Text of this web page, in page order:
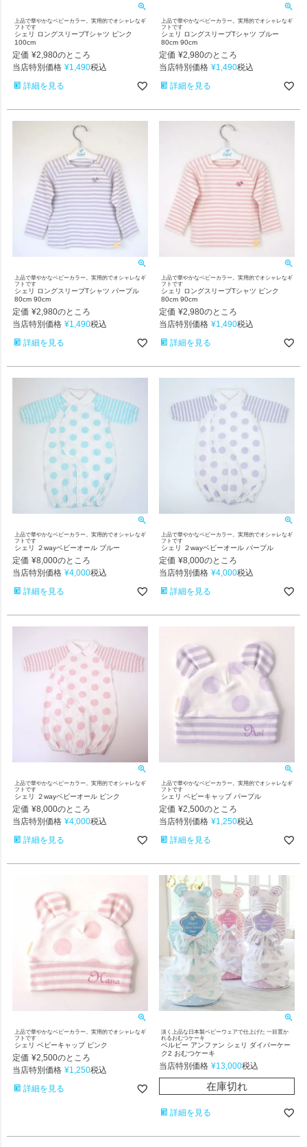
上品で華やかなベビーカラー。実用的でオシャレなギ
フトです
シェリ ロングスリーブTシャツ ピンク
100cm
定価 ¥2,980のところ
当店特別価格 ¥1,490税込
詳細を見る
上品で華やかなベビーカラー。実用的でオシャレなギ
フトです
シェリ ロングスリーブTシャツ ブルー
80cm 90cm
定価 ¥2,980のところ
当店特別価格 ¥1,490税込
詳細を見る
上品で華やかなベビーカラー。実用的でオシャレなギ
フトです
シェリ ロングスリーブTシャツ パープル
80cm 90cm
定価 ¥2,980のところ
当店特別価格 ¥1,490税込
詳細を見る
上品で華やかなベビーカラー。実用的でオシャレなギ
フトです
シェリ ロングスリーブTシャツ ピンク
80cm 90cm
定価 ¥2,980のところ
当店特別価格 ¥1,490税込
詳細を見る
上品で華やかなベビーカラー。実用的でオシャレなギ
フトです
シェリ ２wayベビーオール ブルー
定価 ¥8,000のところ
当店特別価格 ¥4,000税込
詳細を見る
上品で華やかなベビーカラー。実用的でオシャレなギ
フトです
シェリ ２wayベビーオール パープル
定価 ¥8,000のところ
当店特別価格 ¥4,000税込
詳細を見る
上品で華やかなベビーカラー。実用的でオシャレなギ
フトです
シェリ ２wayベビーオール ピンク
定価 ¥8,000のところ
当店特別価格 ¥4,000税込
詳細を見る
上品で華やかなベビーカラー。実用的でオシャレなギ
フトです
シェリ ベビーキャップ パープル
定価 ¥2,500のところ
当店特別価格 ¥1,250税込
詳細を見る
上品で華やかなベビーカラー。実用的でオシャレなギ
フトです
シェリ ベビーキャップ ピンク
定価 ¥2,500のところ
当店特別価格 ¥1,250税込
詳細を見る
淡く上品な日本製ベビーウェアで仕上げた 一目置か
れるおむつケーキ
ベルビー アンファン シェリ ダイパーケー
ク2 おむつケーキ
当店特別価格 ¥13,000税込
在庫切れ
詳細を見る